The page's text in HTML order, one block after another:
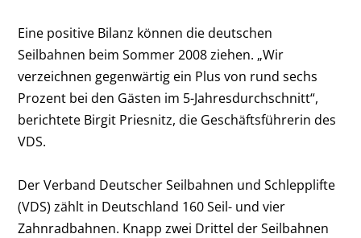
Eine positive Bilanz können die deutschen
Seilbahnen beim Sommer 2008 ziehen. „Wir
verzeichnen gegenwärtig ein Plus von rund sechs
Prozent bei den Gästen im 5-Jahresdurchschnitt“,
berichtete Birgit Priesnitz, die Geschäftsführerin des
VDS.
Der Verband Deutscher Seilbahnen und Schlepplifte
(VDS) zählt in Deutschland 160 Seil- und vier
Zahnradbahnen. Knapp zwei Drittel der Seilbahnen